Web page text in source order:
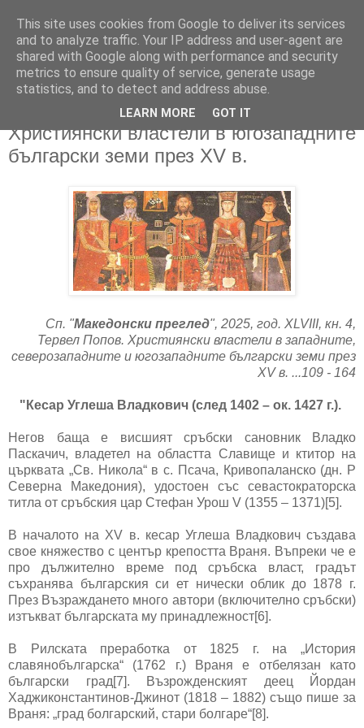
Християнски властели в югозападните
български земи през XV в.
Сп. "Македонски преглед", 2025, год. XLVIII, кн. 4,
Тервел Попов. Християнски властели в западните,
северозападните и югозападните български земи през
XV в. ...109 - 164
"Кесар Углеша Владкович (след 1402 – ок. 1427 г.).
Негов баща е висшият сръбски сановник Владко
Паскачич, владетел на областта Славище и ктитор на
църквата „Св. Никола“ в с. Псача, Кривопаланско (дн. Р
Северна Македония), удостоен със севастократорска
титла от сръбския цар Стефан Урош V (1355 – 1371)[5].
В началото на XV в. кесар Углеша Владкович създава
свое княжество с център крепостта Враня. Въпреки че е
про дължително време под сръбска власт, градът
съхранява българския си ет нически облик до 1878 г.
През Възраждането много автори (включително сръбски)
изтъкват българската му принадлежност[6].
В Рилската преработка от 1825 г. на „История
славянобългарска“ (1762 г.) Враня е отбелязан като
български град[7]. Възрожденският деец Йордан
Хаджиконстантинов-Джинот (1818 – 1882) също пише за
Враня: „град болгарский, стари болгаре“[8].
This site uses cookies from Google to deliver its services
and to analyze traffic. Your IP address and user-agent are
shared with Google along with performance and security
metrics to ensure quality of service, generate usage
statistics, and to detect and address abuse.
LEARN MORE GOT IT